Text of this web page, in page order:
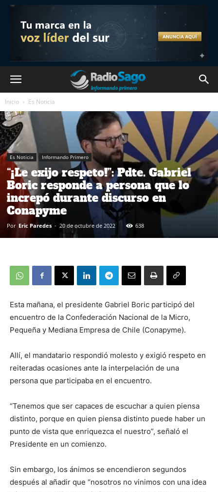
Inicio Es Noticia
Es Noticia Informando Primero
“¡Le exijo respeto!”: Pdte. Gabriel
Boric responde a persona que lo
increpó durante discurso en
Conapyme
Por Eric Paredes - 20 de octubre de 2022 638
Esta mañana, el presidente Gabriel Boric participó del
encuentro de la Confederación Nacional de la Micro,
Pequeña y Mediana Empresa de Chile (Conapyme).
Allí, el mandatario respondió molesto y exigió respeto en
reiteradas ocasiones ante la interpelación de una
persona que participaba en el encuentro.
“Tenemos que ser capaces de escuchar a quien piensa
distinto, porque en quien piensa distinto puede haber un
punto de vista que enriquezca el nuestro”, señaló el
Presidente en un comienzo.
Sin embargo, los ánimos se encendieron segundos
después al añadir que “nosotros no vinimos con una idea